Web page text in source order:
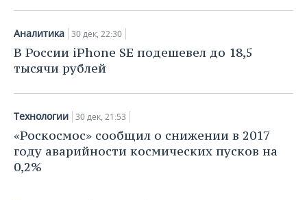
ТАТАРСТАНА
НЕФТЕХИМИЯ
НЕФТЬ
ОПК
ЭНЕРГЕТИКА
РОЗНИЧНАЯ ТОРГОВЛЯ
УСЛУГИ
НОВОСТИ ТЕХНОЛОГИЙ
МЕДИА
ТЕЛЕКОММУНИКАЦИИ
МЕРОПРИЯТИЯ
ВЫЕЗДНАЯ РЕДАКЦИЯ
БИЗНЕС-БРАНЧИ
НОВОСТИ СПОРТА
ФУТБОЛ
ОБЩЕСТВО
НОВОСТИ ОБЩЕСТВА
ФОТОГАЛЕРЕЯ
Аналитика 30 дек, 22:30
В России iPhone SE подешевел до 18,5
тысячи рублей
Технологии 30 дек, 21:53
«Роскосмос» сообщил о снижении в 2017
году аварийности космических пусков на
0,2%